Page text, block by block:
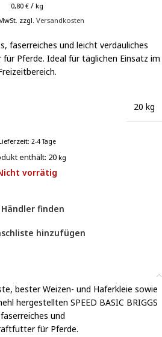
0,80 € / kg
zzgl. Versandkosten
faserreiches und leicht verdauliches
Pferde. Ideal für täglichen Einsatz im
20 kg
2-4 Tage
enthält: 20 kg
vorrätig
Händler finden
hinzufügen
bester Weizen- und Haferkleie sowie
hergestellten SPEED BASIC BRIGGS
und
für Pferde.